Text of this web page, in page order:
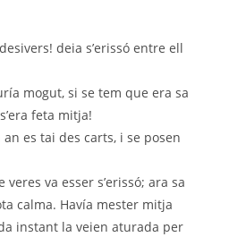
deia s’erissó entre ell
mogut, si se tem que era sa
feta mitja!
an es tai des carts, i se posen
veres va esser s’erissó; ara sa
calma. Havía mester mitja
instant la veien aturada per